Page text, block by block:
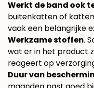
Werkt de band ook
buitenkatten of
vaak een belangrijke
Werkzame stoffen.
wat er in het product
reageert op
Duur van